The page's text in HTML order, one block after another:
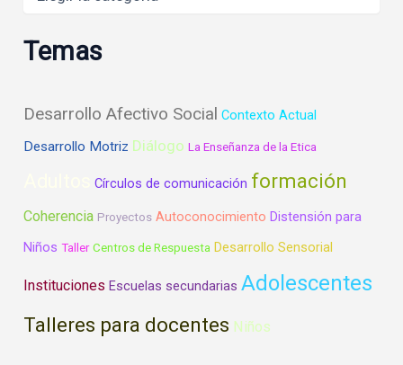
Temas
Desarrollo Afectivo Social Contexto Actual
Desarrollo Motriz Diálogo La Enseñanza de la Etica
Círculos de comunicación formación
Coherencia Proyectos Autoconocimiento Distensión para
Niños Taller Centros de Respuesta Desarrollo Sensorial
Instituciones Escuelas secundarias Adolescentes
Talleres para docentes Niños